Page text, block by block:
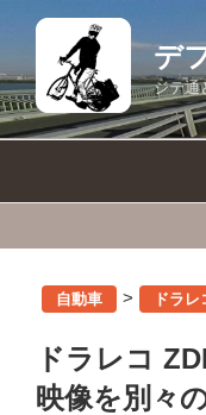
テ
ン
ツ
デ
ジテ通
自動車 > ドラレ
ドラレコ
映像を別々